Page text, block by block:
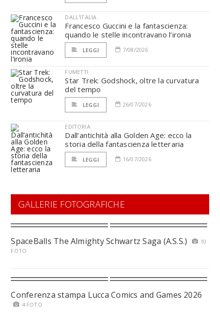
DALL'ITALIA
Francesco Guccini e la fantascienza:
quando le stelle incontravano l’ironia
LEGGI 7/08/2026
FUMETTI
Star Trek: Godshock, oltre la curvatura
del tempo
LEGGI 26/07/2026
EDITORIA
Dall’antichità alla Golden Age: ecco la
storia della fantascienza letteraria
LEGGI 16/07/2026
GALLERIE FOTOGRAFICHE
SpaceBalls The Almighty Schwartz Saga (A.S.S.)
10
FOTO
Conferenza stampa Lucca Comics and Games 2026
4 FOTO